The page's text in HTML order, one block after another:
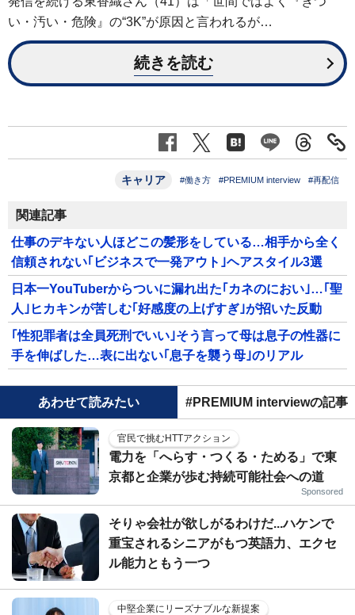
い・汚い・危険』の“3K”が原因と言われるが…
続きを読む
キャリア #働き方 #PREMIUM interview #再配信
関連記事
仕事のデキない人ほどこの髪形をしている…相手から全く
信頼されない｢ビジネスで一発アウト｣ヘアスタイル3選
日本一YouTuberからついに漏れ出た｢カネのにおい｣…｢聖
人｣ヒカキンが苦しむ｢好感度の上げすぎ｣が招いた反動
｢性犯罪者は全員死刑でいい｣そう言って母は息子の性器に
手を伸ばした…表に出ない｢息子を襲う母｣のリアル
あわせて読みたい #PREMIUM interviewの記事
官民で挑むHTTアクション
電力を「へらす・つくる・ためる」で東
京都と企業が歩む持続可能社会への道
Sponsored
そりゃ会社が欲しがるわけだ...ハケンで
重宝されるシニアがもつ英語力、エクセ
ル能力ともう一つ
中堅企業にリーズナブルな新提案